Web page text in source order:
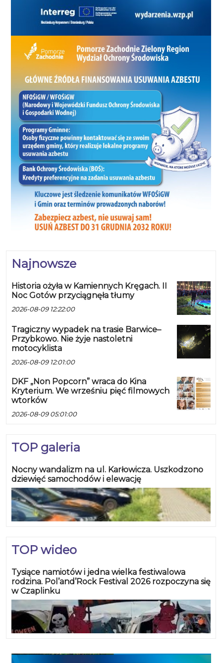
Najnowsze
Historia ożyła w Kamiennych Kręgach. II
Noc Gotów przyciągnęła tłumy
2026-08-09 12:22:00
Tragiczny wypadek na trasie Barwice–
Przybkowo. Nie żyje nastoletni
motocyklista
2026-08-09 12:01:00
DKF „Non Popcorn” wraca do Kina
Kryterium. We wrześniu pięć filmowych
wtorków
2026-08-09 05:01:00
TOP galeria
Nocny wandalizm na ul. Karłowicza. Uszkodzono
dziewięć samochodów i elewację
TOP wideo
Tysiące namiotów i jedna wielka festiwalowa
rodzina. Pol’and’Rock Festival 2026 rozpoczyna się
w Czaplinku